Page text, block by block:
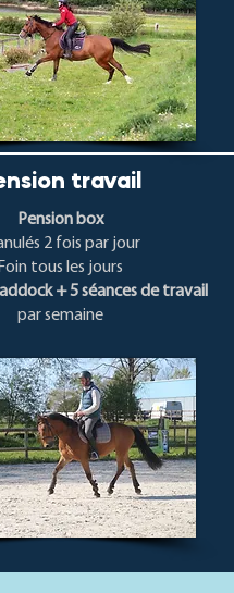
travail
Pension box
2 fois par jour
Foin tous les jours
+ 5 séances de travail
par semaine